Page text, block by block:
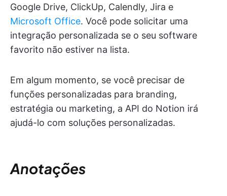
Google Drive, ClickUp, Calendly, Jira e
Microsoft Office. Você pode solicitar uma
integração personalizada se o seu software
favorito não estiver na lista.
Em algum momento, se você precisar de
funções personalizadas para branding,
estratégia ou marketing, a API do Notion irá
ajudá-lo com soluções personalizadas.
Anotações